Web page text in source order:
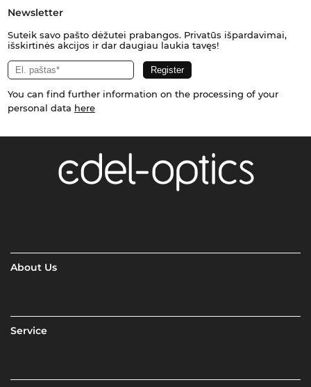
Newsletter
Suteik savo pašto dėžutei prabangos. Privatūs išpardavimai,
išskirtinės akcijos ir dar daugiau laukia tavęs!
You can find further information on the processing of your
personal data here
About Us
Service